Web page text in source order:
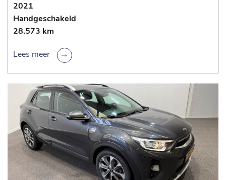
2021
Handgeschakeld
28.573 km
Lees meer